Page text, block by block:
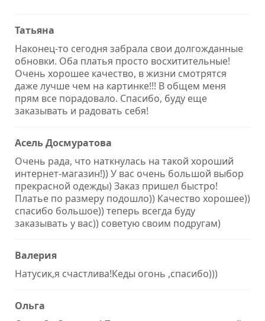
Татьяна
Наконец-то сегодня забрала свои долгожданные
обновки. Оба платья просто восхитительные!
Очень хорошее качество, в жизни смотрятся
даже лучше чем на картинке!!! В общем меня
прям все порадовало. Спасибо, буду еще
заказывать и радовать себя!
Асель Досмуратова
Очень рада, что наткнулась на такой хороший
интернет-магазин!)) У вас очень большой выбор
прекрасной одежды) Заказ пришел быстро!
Платье по размеру подошло)) Качество хорошее))
спасибо большое)) теперь всегда буду
заказывать у вас)) советую своим подругам)
Валерия
Натусик,я счастлива!Кеды огонь ,спасибо)))
Ольга